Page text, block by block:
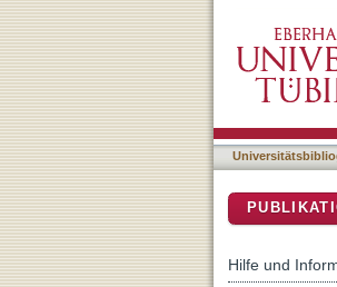
Hilfe und